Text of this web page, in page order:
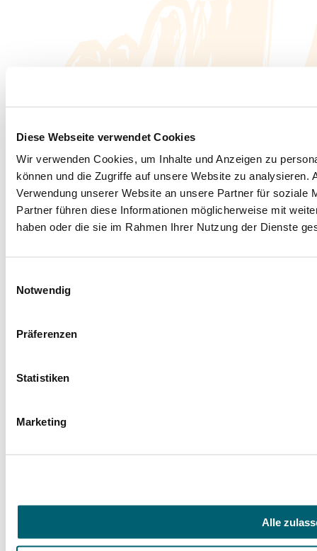
Diese Webseite verwendet Cookies
Wir verwenden Cookies, um Inhalte und Anzeigen zu
können und die Zugriffe auf unsere Website zu analysieren.
Verwendung unserer Website an unsere Partner für soziale
Partner führen diese Informationen möglicherweise mit
haben oder die sie im Rahmen Ihrer Nutzung der Dienste
Notwendig
Präferenzen
Statistiken
Marketing
Alle
Mit Ihrer Spende fördern Sie Projekte zugunsten